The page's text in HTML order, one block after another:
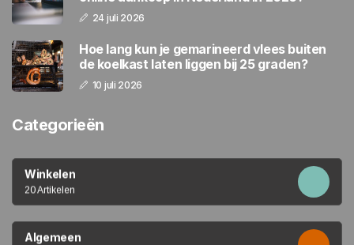
24 juli 2026
Hoe lang kun je gemarineerd vlees buiten
de koelkast laten liggen bij 25 graden?
10 juli 2026
Categorieën
Winkelen
20 Artikelen
Algemeen